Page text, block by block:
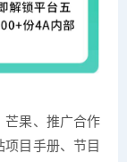
芒果、推广合作
目手册、节目